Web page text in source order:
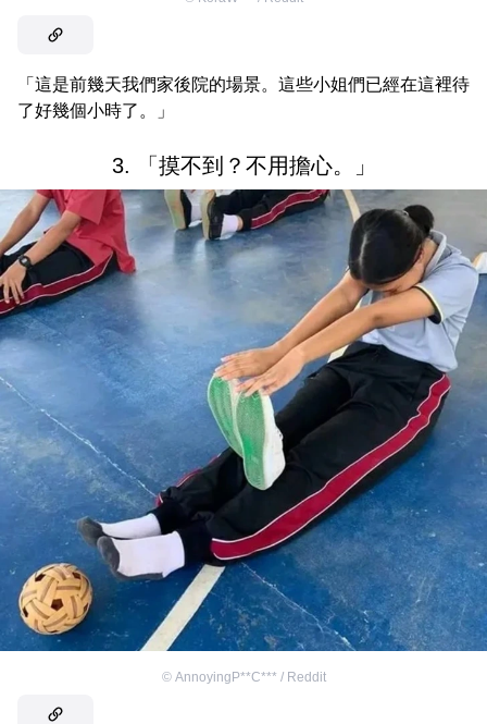
「這是前幾天我們家後院的場景。這些小姐們已經在這裡待
了好幾個小時了。」
3. 「摸不到？不用擔心。」
© AnnoyingP**C*** / Reddit